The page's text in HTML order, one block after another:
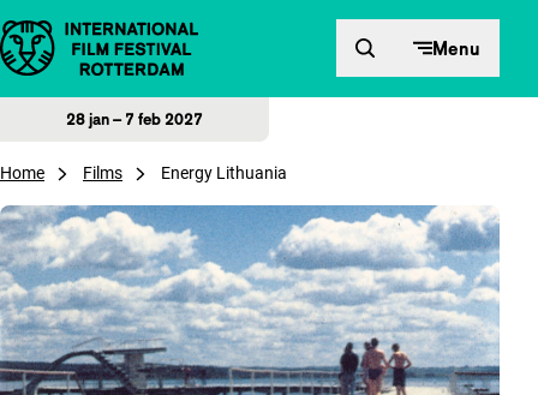
Direct naar inhoud Menu
28 jan – 7 feb 2027
Home Films Energy Lithuania